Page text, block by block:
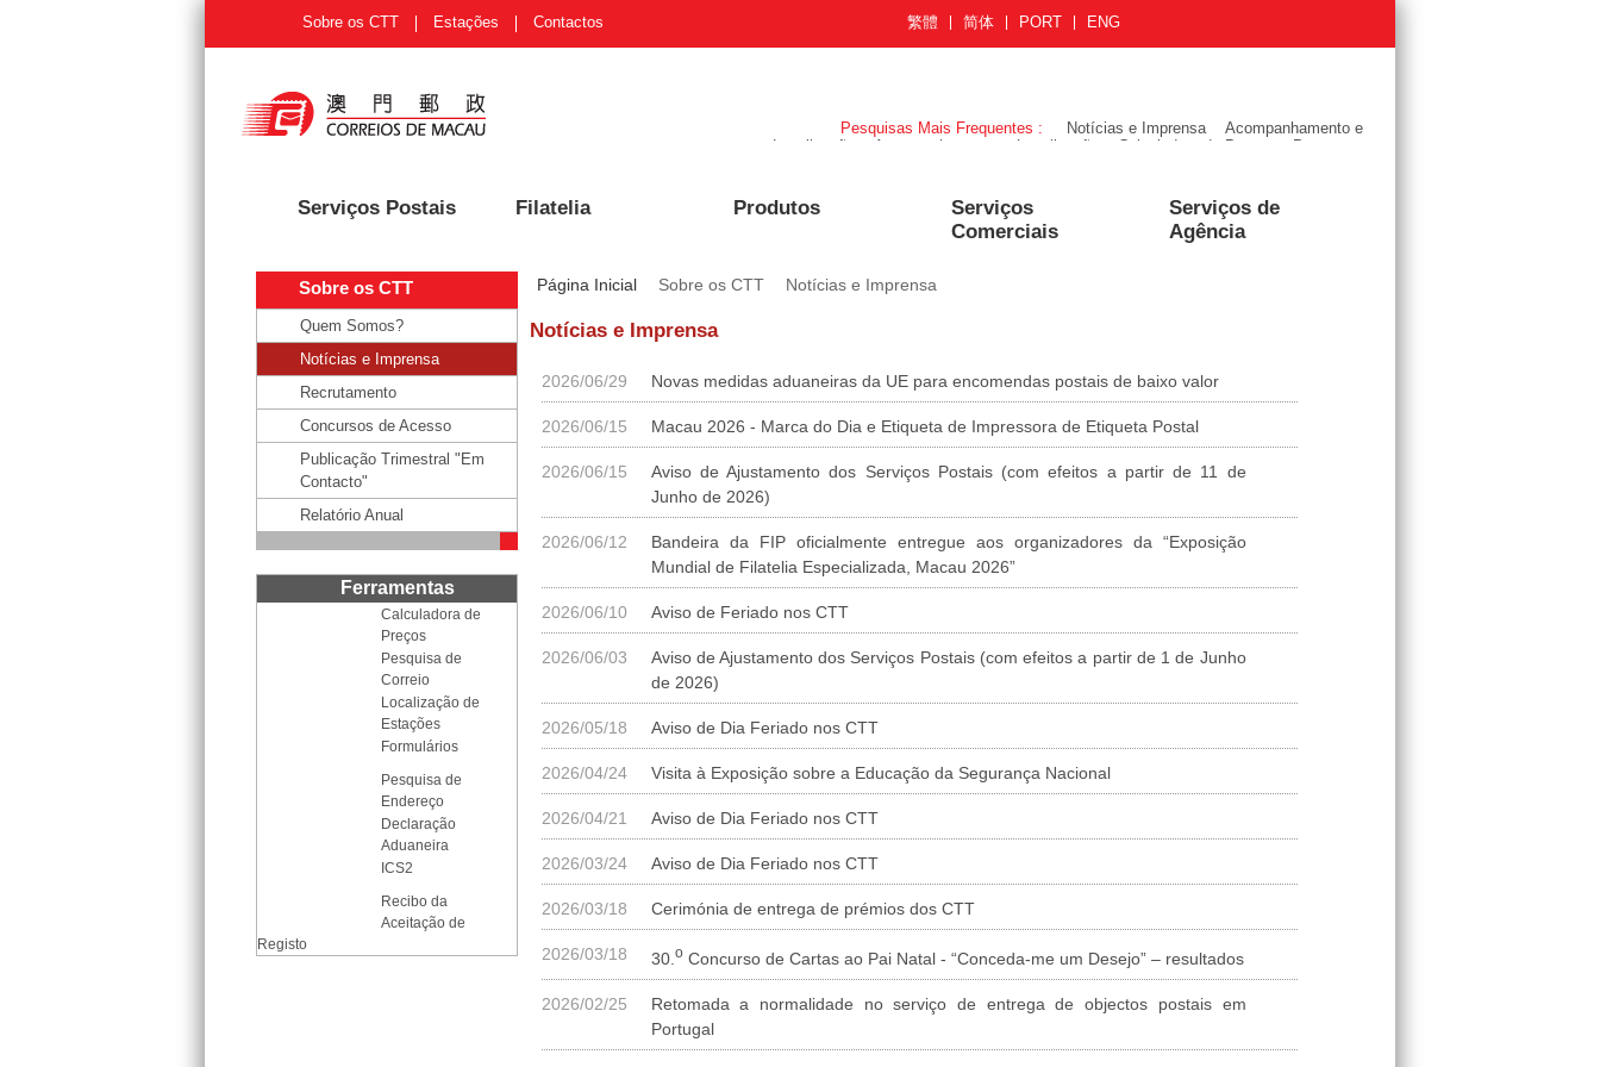
Sobre os CTT Estações Contactos 繁體 简体 PORT ENG
Pesquisas Mais Frequentes : Notícias e Imprensa
Acompanhamento e
Localização
Acompanhamento e Localização Calculadora de Preços
Perguntas
Serviços Postais Filatelia Produtos
Serviços
Comerciais
Serviços de
Agência
Sobre os CTT
Quem Somos?
Notícias e Imprensa
Recrutamento
Concursos de Acesso
Publicação Trimestral "Em
Contacto"
Relatório Anual
Ferramentas
Calculadora de
Preços
Pesquisa de
Correio
Localização de
Estações
Formulários
Pesquisa de
Endereço
Declaração
Aduaneira
ICS2
Recibo da
Aceitação de
Registo
Página Inicial Sobre os CTT Notícias e Imprensa
Notícias e Imprensa
2026/06/29 Novas medidas aduaneiras da UE para encomendas postais de baixo valor
2026/06/15 Macau 2026 - Marca do Dia e Etiqueta de Impressora de Etiqueta Postal
2026/06/15
Aviso de Ajustamento dos Serviços Postais (com efeitos a partir de 11 de
Junho de 2026)
2026/06/12
Bandeira da FIP oficialmente entregue aos organizadores da “Exposição
Mundial de Filatelia Especializada, Macau 2026”
2026/06/10 Aviso de Feriado nos CTT
2026/06/03
Aviso de Ajustamento dos Serviços Postais (com efeitos a partir de 1 de Junho
de 2026)
2026/05/18 Aviso de Dia Feriado nos CTT
2026/04/24 Visita à Exposição sobre a Educação da Segurança Nacional
2026/04/21 Aviso de Dia Feriado nos CTT
2026/03/24 Aviso de Dia Feriado nos CTT
2026/03/18 Cerimónia de entrega de prémios dos CTT
2026/03/18 30. oConcurso de Cartas ao Pai Natal - “Conceda-me um Desejo” – resultados
2026/02/25
Retomada a normalidade no serviço de entrega de objectos postais em
Portugal